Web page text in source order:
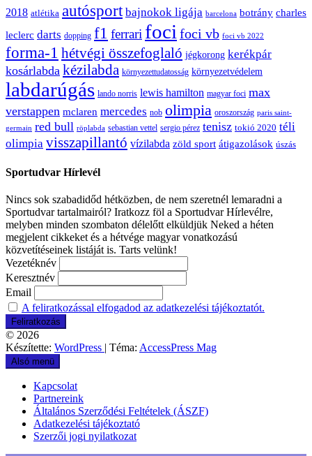
2018 atlétika autósport bajnokok ligája barcelona botrány charles
leclerc darts dopping f1 ferrari foci foci vb foci vb 2022
forma-1 hétvégi összefoglaló jégkorong kerékpár
kosárlabda kézilabda környezettudatosság környezetvédelem
labdarúgás lando norris lewis hamilton magyar foci max
verstappen mclaren mercedes nob olimpia oroszország paris saint-
germain red bull röplabda sebastian vettel sergio pérez tenisz tokió 2020 téli
olimpia visszapillantó vízilabda zöld sport átigazolások úszás
Sportudvar Hírlevél
Nincs sok szabadidőd hétközben, de nem szeretnél lemaradni a
Sportudvar tartalmairól? Iratkozz föl a Sportudvar Hírlevélre,
melyben minden szombaton délelőtt elküldjük Neked a héten
megjelent cikkeket és a hétvége magyar vonatkozású
közvetítéseinek listáját is. Tarts velünk!
Vezetéknév
Keresztnév
Email
A feliratkozással elfogadod az adatkezelési tájékoztatót.
© 2026
Készítette: WordPress | Téma: AccessPress Mag
Alsó menü
Kapcsolat
Partnereink
Általános Szerződési Feltételek (ÁSZF)
Adatkezelési tájékoztató
Szerzői jogi nyilatkozat